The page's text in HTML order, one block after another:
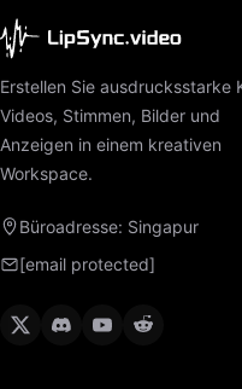
Erstellen Sie ausdrucksstarke
Videos, Stimmen, Bilder und
Anzeigen in einem kreativen
Workspace.
Büroadresse: Singapur
[email protected]